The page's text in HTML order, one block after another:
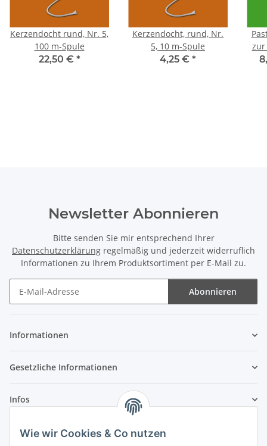
Wie wir Cookies & Co nutzen
Kerzendocht rund, Nr. 5,
100 m-Spule
22,50 € *
Kerzendocht, rund, Nr.
5, 10 m-Spule
4,25 € *
zur
Newsletter Abonnieren
Bitte senden Sie mir entsprechend Ihrer
Datenschutzerklärung regelmäßig und jederzeit widerruflich
Informationen zu Ihrem Produktsortiment per E-Mail zu.
Abonnieren
Informationen
Gesetzliche Informationen
Infos
Laden - Öffnungszeiten: